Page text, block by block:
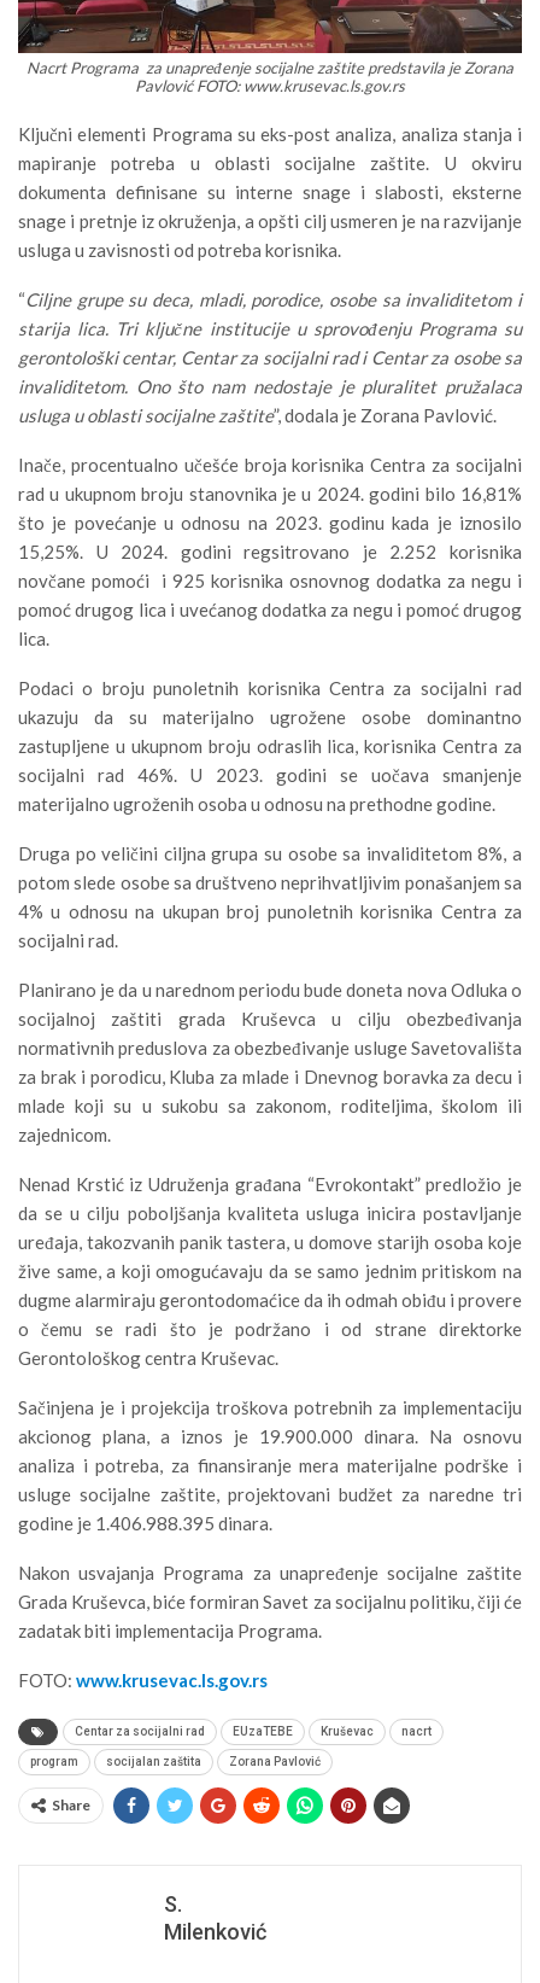
Nacrt Programa za unapređenje socijalne zaštite predstavila je Zorana
Pavlović FOTO: www.krusevac.ls.gov.rs
Ključni elementi Programa su eks-post analiza, analiza stanja i
mapiranje potreba u oblasti socijalne zaštite. U okviru
dokumenta definisane su interne snage i slabosti, eksterne
snage i pretnje iz okruženja, a opšti cilj usmeren je na razvijanje
usluga u zavisnosti od potreba korisnika.
“Ciljne grupe su deca, mladi, porodice, osobe sa invaliditetom i
starija lica. Tri ključne institucije u sprovođenju Programa su
gerontološki centar, Centar za socijalni rad i Centar za osobe sa
invaliditetom. Ono što nam nedostaje je pluralitet pružalaca
usluga u oblasti socijalne zaštite”, dodala je Zorana Pavlović.
Inače, procentualno učešće broja korisnika Centra za socijalni
rad u ukupnom broju stanovnika je u 2024. godini bilo 16,81%
što je povećanje u odnosu na 2023. godinu kada je iznosilo
15,25%. U 2024. godini regsitrovano je 2.252 korisnika
novčane pomoći i 925 korisnika osnovnog dodatka za negu i
pomoć drugog lica i uvećanog dodatka za negu i pomoć drugog
lica.
Podaci o broju punoletnih korisnika Centra za socijalni rad
ukazuju da su materijalno ugrožene osobe dominantno
zastupljene u ukupnom broju odraslih lica, korisnika Centra za
socijalni rad 46%. U 2023. godini se uočava smanjenje
materijalno ugroženih osoba u odnosu na prethodne godine.
Druga po veličini ciljna grupa su osobe sa invaliditetom 8%, a
potom slede osobe sa društveno neprihvatljivim ponašanjem sa
4% u odnosu na ukupan broj punoletnih korisnika Centra za
socijalni rad.
Planirano je da u narednom periodu bude doneta nova Odluka o
socijalnoj zaštiti grada Kruševca u cilju obezbeđivanja
normativnih preduslova za obezbeđivanje usluge Savetovališta
za brak i porodicu, Kluba za mlade i Dnevnog boravka za decu i
mlade koji su u sukobu sa zakonom, roditeljima, školom ili
zajednicom.
Nenad Krstić iz Udruženja građana “Evrokontakt” predložio je
da se u cilju poboljšanja kvaliteta usluga inicira postavljanje
uređaja, takozvanih panik tastera, u domove starijh osoba koje
žive same, a koji omogućavaju da se samo jednim pritiskom na
dugme alarmiraju gerontodomaćice da ih odmah obiđu i provere
o čemu se radi što je podržano i od strane direktorke
Gerontološkog centra Kruševac.
Sačinjena je i projekcija troškova potrebnih za implementaciju
akcionog plana, a iznos je 19.900.000 dinara. Na osnovu
analiza i potreba, za finansiranje mera materijalne podrške i
usluge socijalne zaštite, projektovani budžet za naredne tri
godine je 1.406.988.395 dinara.
Nakon usvajanja Programa za unapređenje socijalne zaštite
Grada Kruševca, biće formiran Savet za socijalnu politiku, čiji će
zadatak biti implementacija Programa.
FOTO: www.krusevac.ls.gov.rs
Centar za socijalni rad EUzaTEBE Kruševac nacrt
program socijalan zaštita Zorana Pavlović
Share
S.
Milenković